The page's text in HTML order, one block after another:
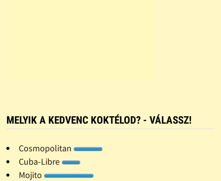
MELYIK A KEDVENC KOKTÉLOD? - VÁLASSZ!
Cosmopolitan
Cuba-Libre
Mojito